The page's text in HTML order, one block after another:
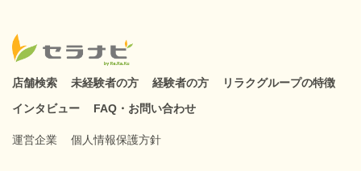
店舗検索 未経験者の方 経験者の方
リラクグループの特徴
インタビュー
FAQ・お問い合わせ
運営企業 個人情報保護方針